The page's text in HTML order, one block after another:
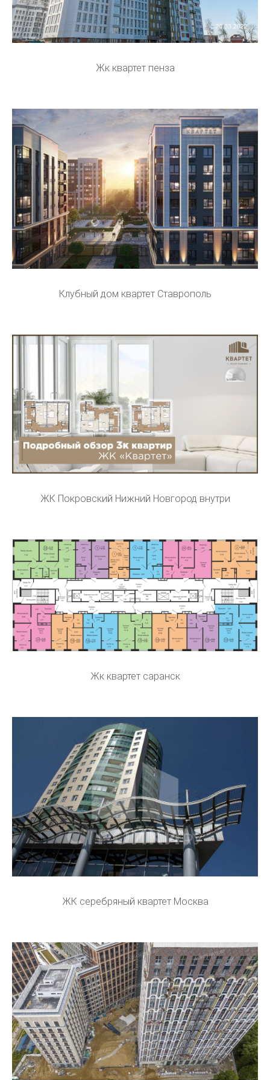
Жк квартет пенза
Клубный дом квартет Ставрополь
ЖК Покровский Нижний Новгород внутри
Жк квартет саранск
ЖК серебряный квартет Москва